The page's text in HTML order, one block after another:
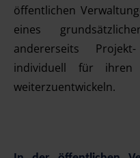
öffentlichen
eines
andererseits
individuell für ihren
weiterzuentwickeln.